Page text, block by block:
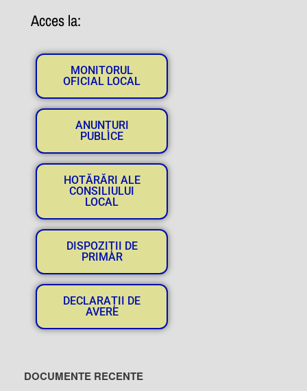
Acces la:
MONITORUL
OFICIAL LOCAL
ANUNȚURI
PUBLICE
HOTĂRĂRI ALE
CONSILIULUI
LOCAL
DISPOZIȚII DE
PRIMAR
DECLARAȚII DE
AVERE
DOCUMENTE RECENTE